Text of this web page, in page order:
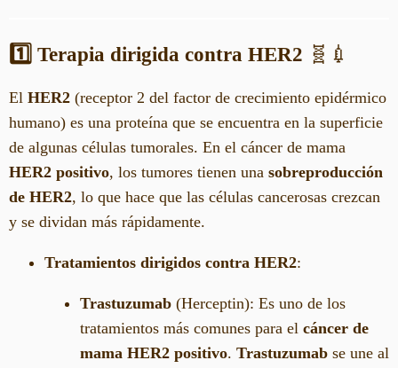
1️⃣ Terapia dirigida contra HER2 🧬💉
El HER2 (receptor 2 del factor de crecimiento epidérmico
humano) es una proteína que se encuentra en la superficie
de algunas células tumorales. En el cáncer de mama
HER2 positivo, los tumores tienen una sobreproducción
de HER2, lo que hace que las células cancerosas crezcan
y se dividan más rápidamente.
Tratamientos dirigidos contra HER2:
Trastuzumab (Herceptin): Es uno de los
tratamientos más comunes para el cáncer de
mama HER2 positivo. Trastuzumab se une al